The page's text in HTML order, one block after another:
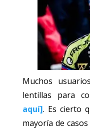
Muchos
lentillas para
aquí]. Es cierto
mayoría de